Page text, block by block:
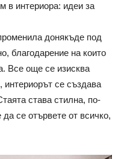
в интериора: идеи за
донякъде под
благодарение на които
Все още се изисква
интериорът се създава
става стилна, по-
се отървете от всичко,